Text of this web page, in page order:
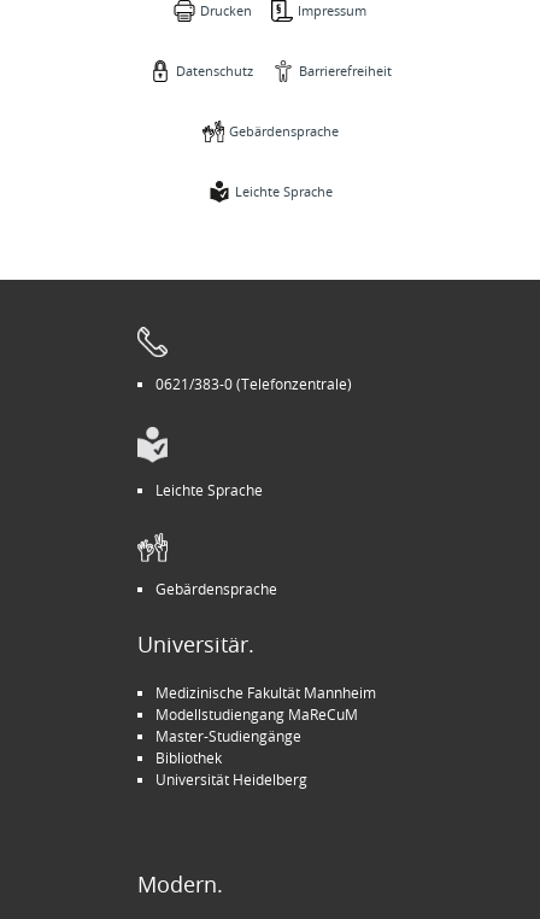
Drucken Impressum
Datenschutz Barrierefreiheit
Gebärdensprache
Leichte Sprache
0621/383-0 (Telefonzentrale)
Leichte Sprache
Gebärdensprache
Universitär.
Medizinische Fakultät Mannheim
Modellstudiengang MaReCuM
Master-Studiengänge
Bibliothek
Universität Heidelberg
Modern.